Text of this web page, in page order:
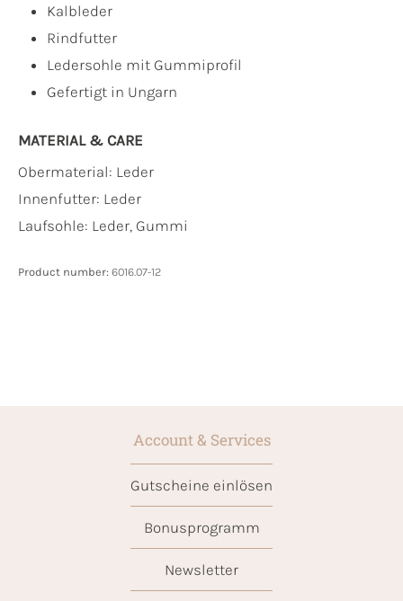
Kalbleder
Rindfutter
Ledersohle mit Gummiprofil
Gefertigt in Ungarn
MATERIAL & CARE
Obermaterial: Leder
Innenfutter: Leder
Laufsohle: Leder, Gummi
Product number: 6016.07-12
Account & Services
Gutscheine einlösen
Bonusprogramm
Newsletter